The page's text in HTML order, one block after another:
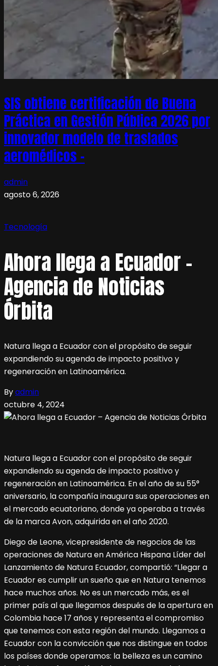
SIS obtiene certificación de Buena
Práctica en Gestión Pública 2026 por
innovador modelo de traslados
aeromédicos –
admin
agosto 6, 2026
Tecnología
Ahora llega a Ecuador –
Agencia de Noticias
Órbita
Natura llega a Ecuador con el propósito de seguir
expandiendo su agenda de impacto positivo y
regeneración en Latinoamérica.
Byadmin
octubre 4, 2024
Natura llega a Ecuador con el propósito de seguir
expandiendo su agenda de impacto positivo y
regeneración en Latinoamérica. En el año de su 55°
aniversario, la compañía inaugura sus operaciones en
el mercado ecuatoriano, donde ya operaba a través
de la marca Avon, adquirida en el año 2020.
Diego de Leone, vicepresidente de negocios de las
operaciones de Natura en América Hispana Líder del
Lanzamiento de Natura Ecuador, compartió: “Llegar a
Ecuador es cumplir un sueño que en Natura tenemos
hace muchos años. No es un mercado más, es el
primer país al que llegamos después de la apertura en
Colombia hace 17 años y representa el compromiso
que tenemos con esta región del mundo. Llegamos a
Ecuador con la convicción que nos distingue en todos
los países donde operamos: la belleza es un camino